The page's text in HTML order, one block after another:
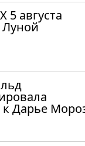
5 августа
Луной
к Дарье